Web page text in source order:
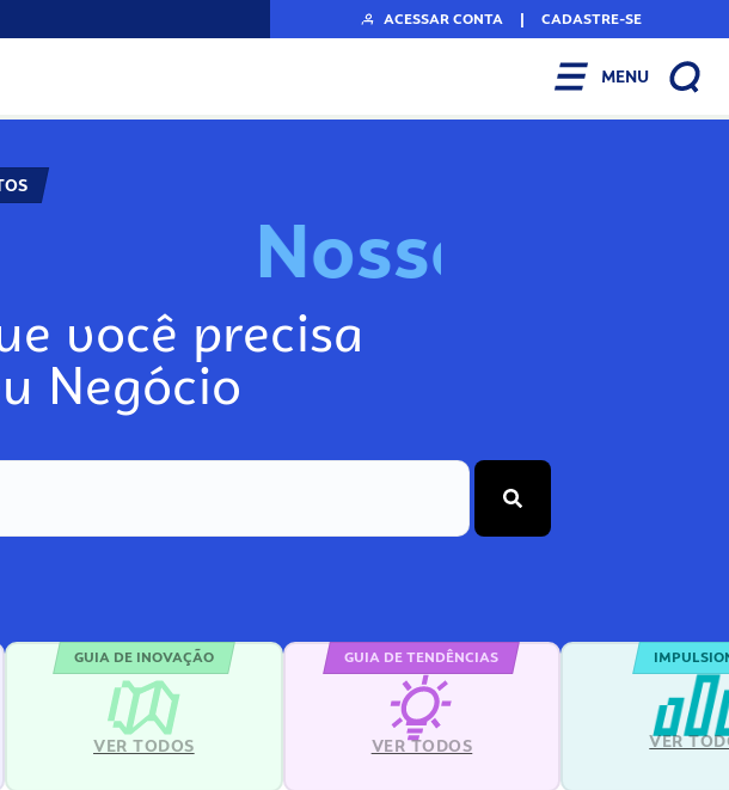
ACESSAR CONTA | CADASTRE-SE
MENU
Nosso
você precisa
Negócio
GUIA DE INOVAÇÃO
VER TODOS
GUIA DE TENDÊNCIAS
VER TODOS VER